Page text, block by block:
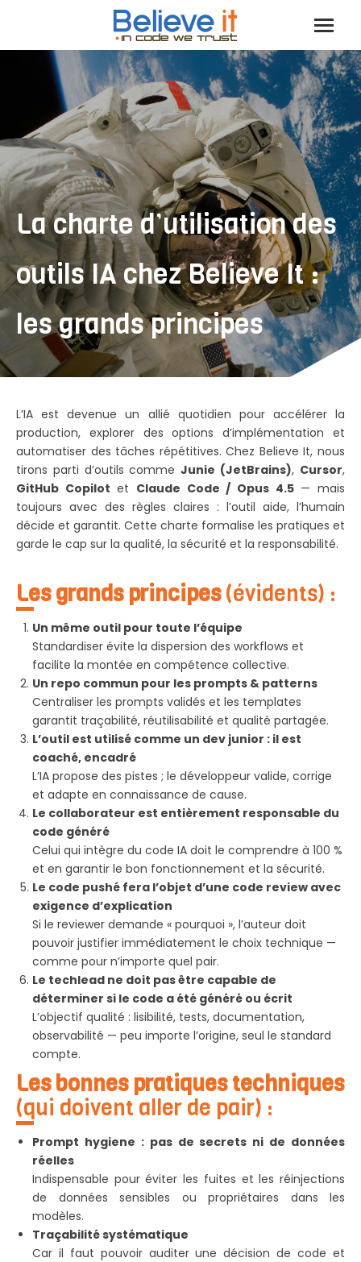
La charte d’utilisation des
outils IA chez Believe It :
les grands principes
L’IA est devenue un allié quotidien pour accélérer la
production, explorer des options d’implémentation et
automatiser des tâches répétitives. Chez Believe It, nous
tirons parti d’outils commeJunie (JetBrains), Cursor,
GitHub Copilot et Claude Code / Opus 4.5— mais
toujours avec des règles claires : l’outil aide, l’humain
décide et garantit. Cette charte formalise les pratiques et
garde le cap sur la qualité, la sécurité et la responsabilité.
Les grands principes(évidents) :
Un même outil pour toute l’équipe
Standardiser évite la dispersion des workflows et
facilite la montée en compétence collective.
Un repo commun pour les prompts & patterns
Centraliser les prompts validés et les templates
garantit traçabilité, réutilisabilité et qualité partagée.
L’outil est utilisé comme un dev junior : il est
coaché, encadré
L’IA propose des pistes ; le développeur valide, corrige
et adapte en connaissance de cause.
Le collaborateur est entièrement responsable du
code généré
Celui qui intègre du code IA doit le comprendre à 100 %
et en garantir le bon fonctionnement et la sécurité.
Le code pushé fera l’objet d’une code review avec
exigence d’explication
Si le reviewer demande « pourquoi », l’auteur doit
pouvoir justifier immédiatement le choix technique —
comme pour n’importe quel pair.
Le techlead ne doit pas être capable de
déterminer si le code a été généré ou écrit
L’objectif qualité : lisibilité, tests, documentation,
observabilité — peu importe l’origine, seul le standard
compte.
Les bonnes pratiques techniques
(qui doivent aller de pair) :
Prompt hygiene : pas de secrets ni de données
réelles
Indispensable pour éviter les fuites et les réinjections
de données sensibles ou propriétaires dans les
modèles.
Traçabilité systématique
Car il faut pouvoir auditer une décision de code et